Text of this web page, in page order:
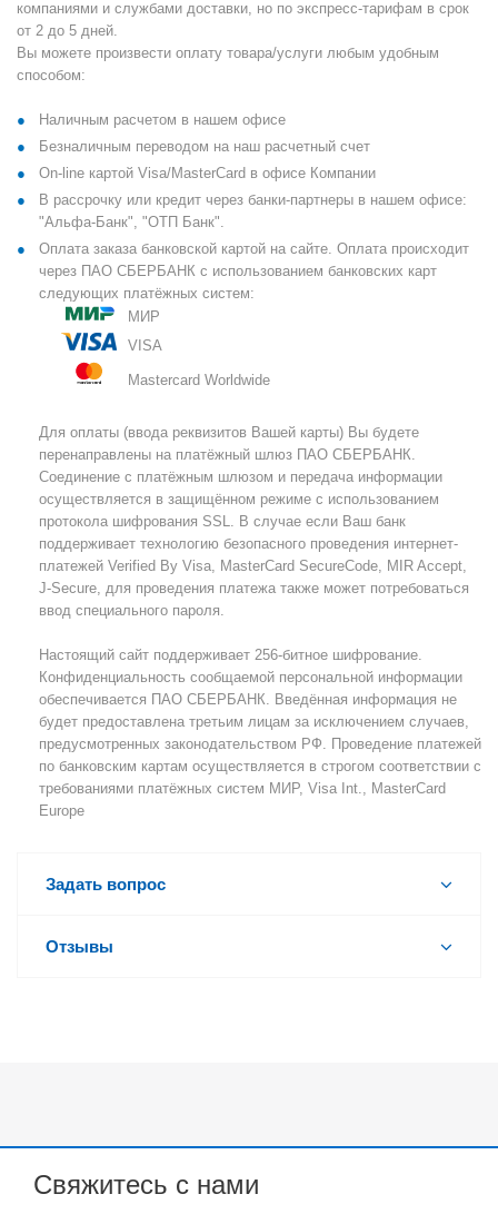
компаниями и службами доставки, но по экспресс-тарифам в срок
от 2 до 5 дней.
Вы можете произвести оплату товара/услуги любым удобным
способом:
Наличным расчетом в нашем офисе
Безналичным переводом на наш расчетный счет
On-line картой Visa/MasterCard в офисе Компании
В рассрочку или кредит через банки-партнеры в нашем офисе:
"Альфа-Банк", "ОТП Банк".
Оплата заказа банковской картой на сайте. Оплата происходит
через ПАО СБЕРБАНК с использованием банковских карт
следующих платёжных систем:
МИР
VISA
Mastercard Worldwide
Для оплаты (ввода реквизитов Вашей карты) Вы будете
перенаправлены на платёжный шлюз ПАО СБЕРБАНК.
Соединение с платёжным шлюзом и передача информации
осуществляется в защищённом режиме с использованием
протокола шифрования SSL. В случае если Ваш банк
поддерживает технологию безопасного проведения интернет-
платежей Verified By Visa, MasterCard SecureCode, MIR Accept,
J-Secure, для проведения платежа также может потребоваться
ввод специального пароля.
Настоящий сайт поддерживает 256-битное шифрование.
Конфиденциальность сообщаемой персональной информации
обеспечивается ПАО СБЕРБАНК. Введённая информация не
будет предоставлена третьим лицам за исключением случаев,
предусмотренных законодательством РФ. Проведение платежей
по банковским картам осуществляется в строгом соответствии с
требованиями платёжных систем МИР, Visa Int., MasterCard
Europe
Задать вопрос
Отзывы
Свяжитесь с нами